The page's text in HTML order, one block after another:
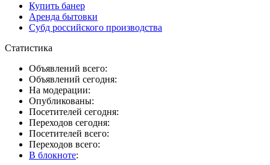
Купить банер
Аренда бытовки
Субд российского производства
Статистика
Объявлений всего:
Объявлений сегодня:
На модерации:
Опубликованы:
Посетителей сегодня:
Переходов сегодня:
Посетителей всего:
Переходов всего:
В блокноте: